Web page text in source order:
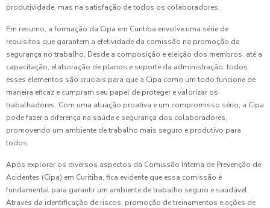
produtividade, mas na satisfação de todos os colaboradores.
Em resumo, a formação da Cipa em Curitiba envolve uma série de
requisitos que garantem a efetividade da comissão na promoção da
segurança no trabalho. Desde a composição e eleição dos membros, até a
capacitação, elaboração de planos e suporte da administração, todos
esses elementos são cruciais para que a Cipa como um todo funcione de
maneira eficaz e cumpram seu papel de proteger e valorizar os
trabalhadores. Com uma atuação proativa e um compromisso sério, a Cipa
pode fazer a diferença na saúde e segurança dos colaboradores,
promovendo um ambiente de trabalho mais seguro e produtivo para
todos.
Após explorar os diversos aspectos da Comissão Interna de Prevenção de
Acidentes (Cipa) em Curitiba, fica evidente que essa comissão é
fundamental para garantir um ambiente de trabalho seguro e saudável.
Através da identificação de riscos, promoção de treinamentos e ações de